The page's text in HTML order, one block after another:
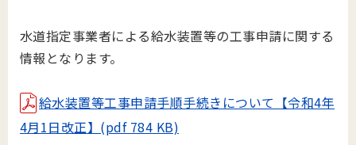
水道指定事業者による給水装置等の工事申請に関する
情報となります。
給水装置等工事申請手順手続きについて【令和4年
4月1日改正】(pdf 784 KB)